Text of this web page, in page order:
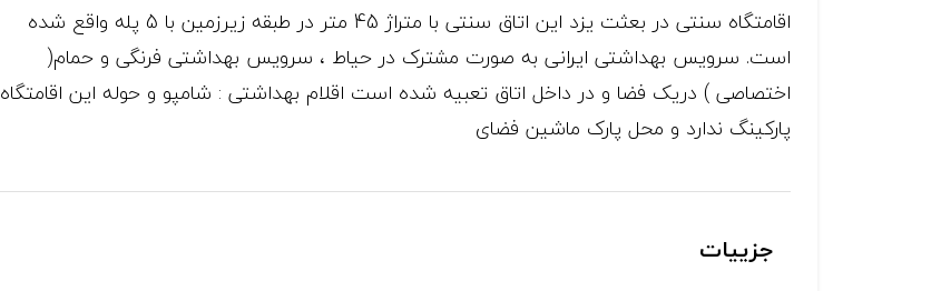
اقامتگاه سنتی در بعثت یزد این اتاق سنتی با متراژ 45 متر در طبقه زیرزمین با 5 پله واقع شده
است. سرویس بهداشتی ایرانی به صورت مشترک در حیاط ، سرویس بهداشتی فرنگی و حمام(
اختصاصی ) دریک فضا و در داخل اتاق تعبیه شده است اقلام بهداشتی : شامپو و حوله این اقامتگاه
پارکینگ ندارد و محل پارک ماشین فضای
جزییات